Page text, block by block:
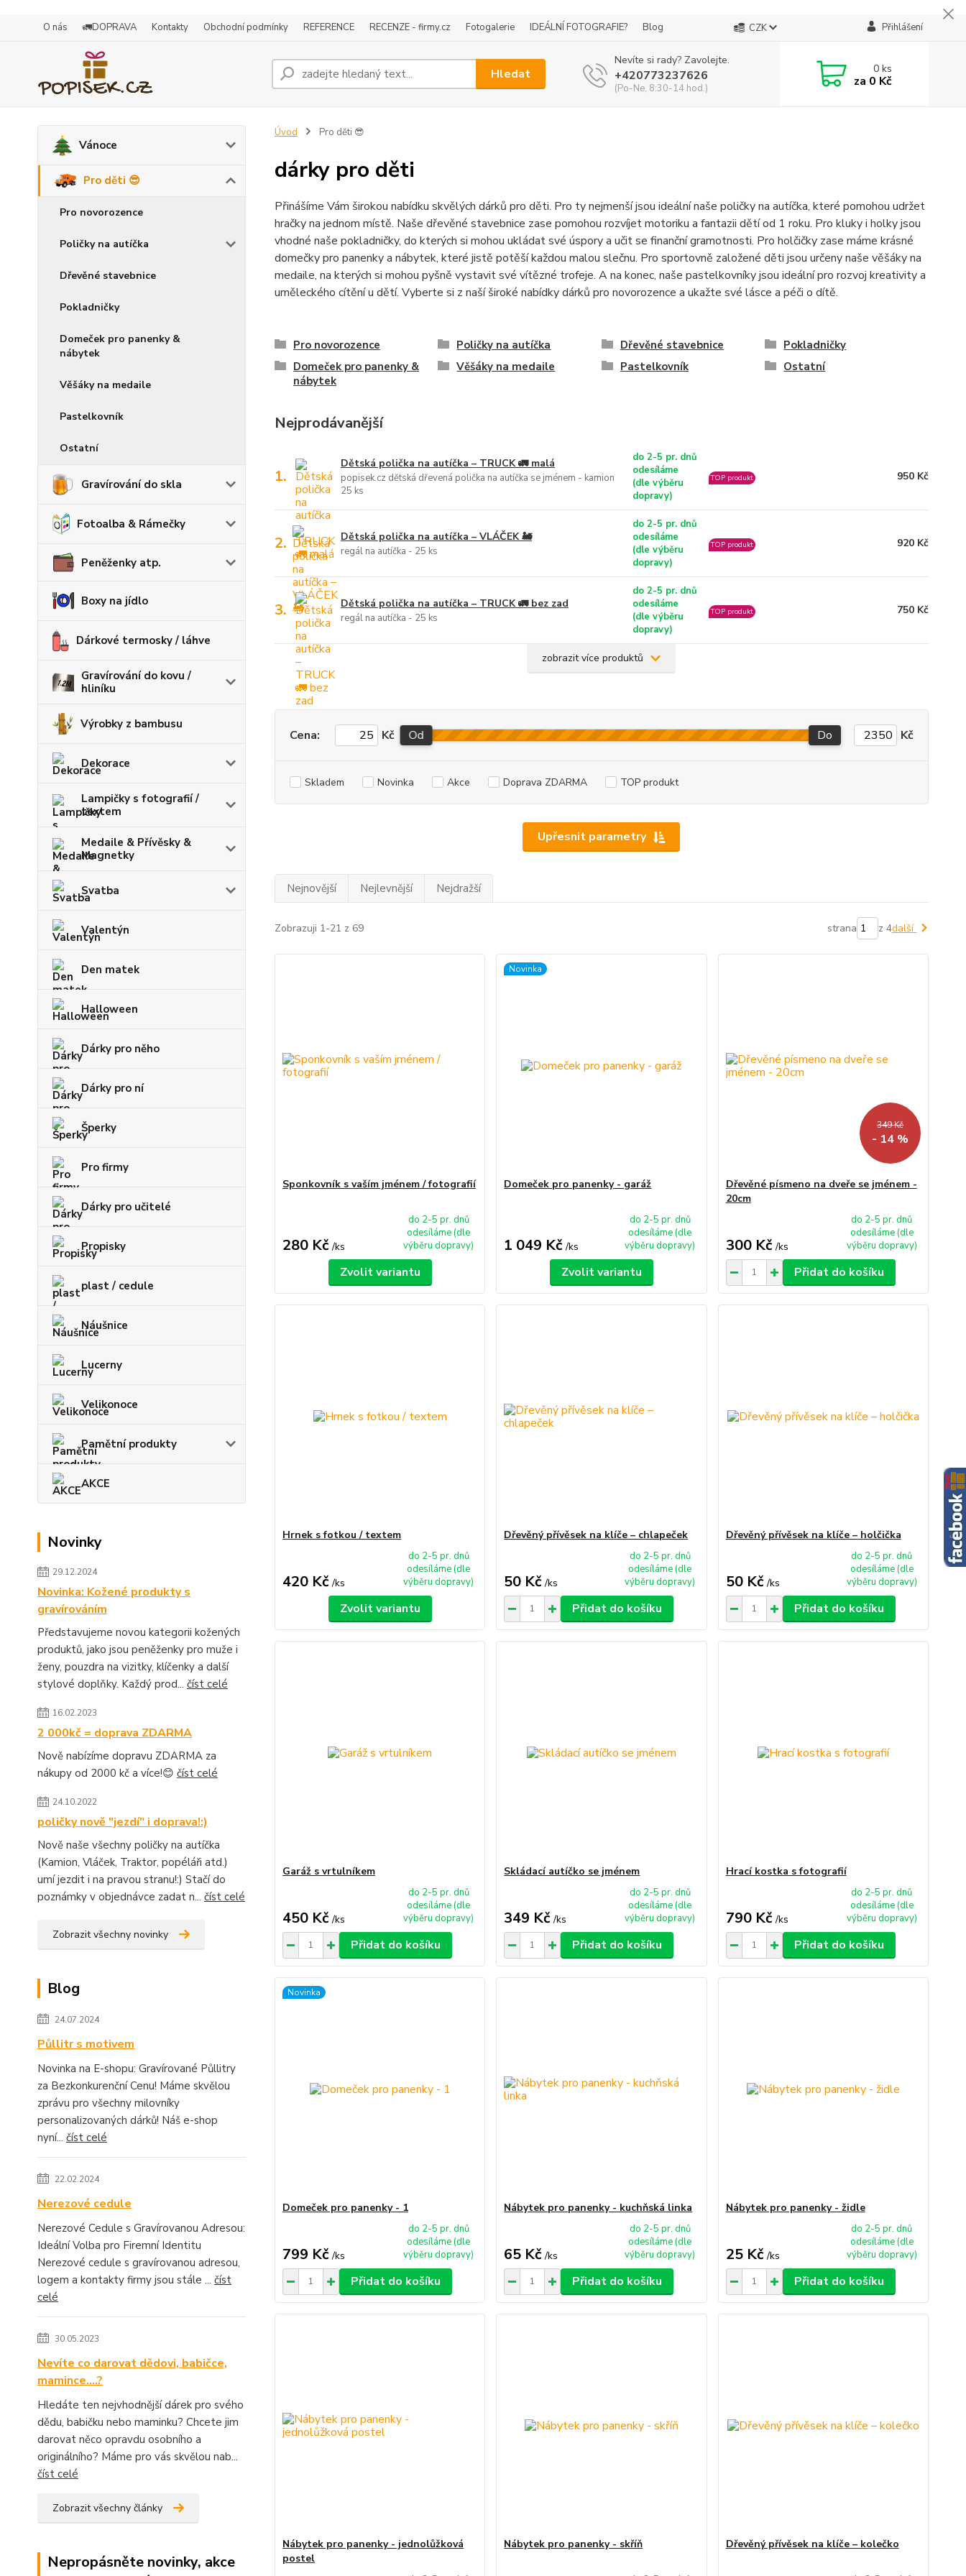
O nás 🚛DOPRAVA Kontakty Obchodní podmínky REFERENCE RECENZE - firmy.cz Fotogalerie IDEÁLNÍ FOTOGRAFIE? Blog CZK Přihlášení
Hledat
Nevíte si rady? Zavolejte.
+420773237626
(Po-Ne, 8:30-14 hod.)
0ks
za 0 Kč
Vánoce
Pro děti 😎
Pro novorozence
Poličky na autíčka
Dřevěné stavebnice
Pokladničky
Domeček pro panenky &
nábytek
Věšáky na medaile
Pastelkovník
Ostatní
Gravírování do skla
Fotoalba & Rámečky
Peněženky atp.
Boxy na jídlo
Dárkové termosky / láhve
Gravírování do kovu /
hliníku
Výrobky z bambusu
Dekorace
Lampičky s fotografií /
textem
Medaile & Přívěsky &
Magnetky
Svatba
Valentýn
Den matek
Halloween
Dárky pro něho
Dárky pro ní
Šperky
Pro firmy
Dárky pro učitelé
Propisky
plast / cedule
Náušnice
Lucerny
Velikonoce
Pamětní produkty
AKCE
Novinky
29.12.2024
Novinka: Kožené produkty s
gravírováním
Představujeme novou kategorii kožených
produktů, jako jsou peněženky pro muže i
ženy, pouzdra na vizitky, klíčenky a další
stylové doplňky. Každý prod... číst celé
16.02.2023
2 000kč = doprava ZDARMA
Nově nabízíme dopravu ZDARMA za
nákupy od 2000 kč a více!😊 číst celé
24.10.2022
poličky nově "jezdí" i doprava!:)
Nově naše všechny poličky na autíčka
(Kamion, Vláček, Traktor, popéláři atd.)
umí jezdit i na pravou stranu!:) Stačí do
poznámky v objednávce zadat n... číst celé
Zobrazit všechny novinky
Blog
24.07.2024
Půllitr s motivem
Novinka na E-shopu: Gravírované Půllitry
za Bezkonkurenční Cenu! Máme skvělou
zprávu pro všechny milovníky
personalizovaných dárků! Náš e-shop
nyní... číst celé
22.02.2024
Nerezové cedule
Nerezové Cedule s Gravírovanou Adresou:
Ideální Volba pro Firemní Identitu
Nerezové cedule s gravírovanou adresou,
logem a kontakty firmy jsou stále ... číst
celé
30.05.2023
Nevíte co darovat dědovi, babičce,
mamince....?
Hledáte ten nejvhodnější dárek pro svého
dědu, babičku nebo maminku? Chcete jim
darovat něco opravdu osobního a
originálního? Máme pro vás skvělou nab...
číst celé
Zobrazit všechny články
Nepropásněte novinky, akce
Úvod Pro děti 😎
dárky pro děti
Přinášíme Vám širokou nabídku skvělých dárků pro děti. Pro ty nejmenší jsou ideální naše poličky na autíčka, které pomohou udržet
hračky na jednom místě. Naše dřevěné stavebnice zase pomohou rozvíjet motoriku a fantazii dětí od 1 roku. Pro kluky i holky jsou
vhodné naše pokladničky, do kterých si mohou ukládat své úspory a učit se finanční gramotnosti. Pro holčičky zase máme krásné
domečky pro panenky a nábytek, které jistě potěší každou malou slečnu. Pro sportovně založené děti jsou určeny naše věšáky na
medaile, na kterých si mohou pyšně vystavit své vítězné trofeje. A na konec, naše pastelkovníky jsou ideální pro rozvoj kreativity a
uměleckého cítění u dětí. Vyberte si z naší široké nabídky dárků pro novorozence a ukažte své lásce a péči o dítě.
Pro novorozence Poličky na autíčka Dřevěné stavebnice
Pokladničky
Domeček pro panenky &
nábytek
Věšáky na medaile Pastelkovník Ostatní
Nejprodávanější
1.
Dětská polička na autíčka – TRUCK 🚛 malá
popisek.cz dětská dřevená polička na autíčka se jménem - kamion
25 ks
do 2-5 pr. dnů
odesíláme
(dle výběru
dopravy)
TOP produkt 950 Kč
2. Dětská polička na autíčka – VLÁČEK 🚂
regál na autíčka - 25 ks
do 2-5 pr. dnů
odesíláme
(dle výběru
dopravy)
TOP produkt 920 Kč
3. Dětská polička na autíčka – TRUCK 🚛 bez zad
regál na autíčka - 25 ks
do 2-5 pr. dnů
odesíláme
(dle výběru
dopravy)
TOP produkt 750 Kč
zobrazit více produktů
Upřesnit parametry
Cena: Kč Od Do Kč
Skladem Novinka Akce Doprava ZDARMA TOP produkt
Nejnovější Nejlevnější Nejdražší
Zobrazuji 1-21 z 69 strana z 4další
Sponkovník s vaším jménem / fotografií
280 Kč /ks
do 2-5 pr. dnů
odesíláme (dle
výběru dopravy)
Zvolit variantu
Novinka
Domeček pro panenky - garáž
1 049 Kč /ks
do 2-5 pr. dnů
odesíláme (dle
výběru dopravy)
Zvolit variantu
349 Kč
- 14 %
Dřevěné písmeno na dveře se jménem -
20cm
300 Kč /ks
do 2-5 pr. dnů
odesíláme (dle
výběru dopravy)
Přidat do košíku
Hrnek s fotkou / textem
420 Kč /ks
do 2-5 pr. dnů
odesíláme (dle
výběru dopravy)
Zvolit variantu
Dřevěný přívěsek na klíče – chlapeček
50 Kč /ks
do 2-5 pr. dnů
odesíláme (dle
výběru dopravy)
Přidat do košíku
Dřevěný přívěsek na klíče – holčička
50 Kč /ks
do 2-5 pr. dnů
odesíláme (dle
výběru dopravy)
Přidat do košíku
Garáž s vrtulníkem
450 Kč /ks
do 2-5 pr. dnů
odesíláme (dle
výběru dopravy)
Přidat do košíku
Skládací autíčko se jménem
349 Kč /ks
do 2-5 pr. dnů
odesíláme (dle
výběru dopravy)
Přidat do košíku
Hrací kostka s fotografií
790 Kč /ks
do 2-5 pr. dnů
odesíláme (dle
výběru dopravy)
Přidat do košíku
Novinka
Domeček pro panenky - 1
799 Kč /ks
do 2-5 pr. dnů
odesíláme (dle
výběru dopravy)
Přidat do košíku
Nábytek pro panenky - kuchňská linka
65 Kč /ks
do 2-5 pr. dnů
odesíláme (dle
výběru dopravy)
Přidat do košíku
Nábytek pro panenky - židle
25 Kč /ks
do 2-5 pr. dnů
odesíláme (dle
výběru dopravy)
Přidat do košíku
Nábytek pro panenky - jednolůžková
postel
Nábytek pro panenky - skříň Dřevěný přívěsek na klíče – kolečko